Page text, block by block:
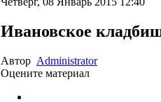
Ивановское
Автор Administrator
Оцените материал